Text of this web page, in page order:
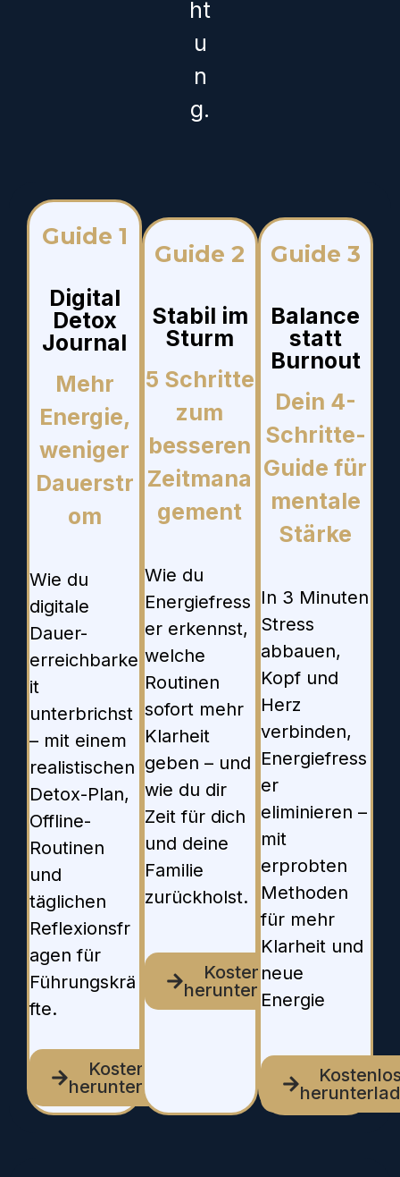
ht
u
n
g.
Guide 1
Digital
Detox
Journal
Mehr
Energie,
weniger
Dauerstr
om
Wie du
digitale
Dauer-
erreichbarke
it
unterbrichst
– mit einem
realistischen
Detox-Plan,
Offline-
Routinen
und
täglichen
Reflexionsfr
agen für
Führungskrä
fte.
Kostenlos
herunterladen
Guide 2
Stabil im
Sturm
5 Schritte
zum
besseren
Zeitmana
gement
Wie du
Energiefress
er erkennst,
welche
Routinen
sofort mehr
Klarheit
geben – und
wie du dir
Zeit für dich
und deine
Familie
zurückholst.
Kostenlos
herunterladen
Guide 3
Balance
statt
Burnout
Dein 4-
Schritte-
Guide für
mentale
Stärke
In 3 Minuten
Stress
abbauen,
Kopf und
Herz
verbinden,
Energiefress
er
eliminieren –
mit
erprobten
Methoden
für mehr
Klarheit und
neue
Energie